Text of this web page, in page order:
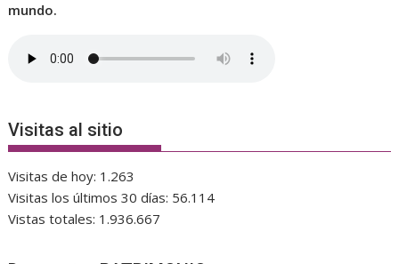
mundo.
Visitas al sitio
Visitas de hoy: 1.263
Visitas los últimos 30 días: 56.114
Vistas totales: 1.936.667